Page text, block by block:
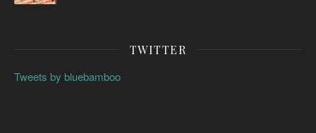
TWITTER
Tweets by bluebamboo